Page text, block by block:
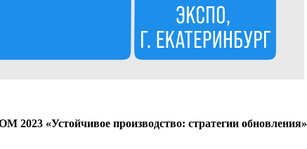
«Устойчивое производство: стратегии обновления»